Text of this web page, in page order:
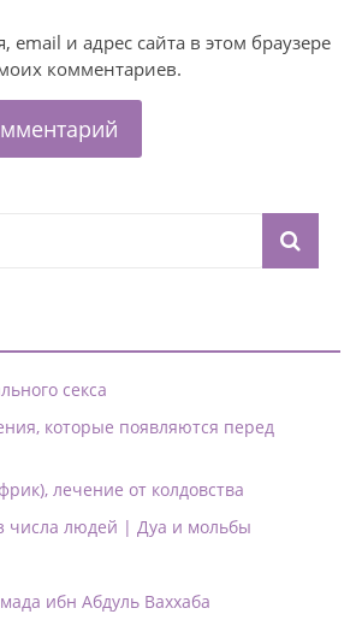
email и адрес сайта в этом браузере
комментариев.
секса
которые появляются перед
лечение от колдовства
числа людей | Дуа и мольбы
ибн Абдуль Ваххаба